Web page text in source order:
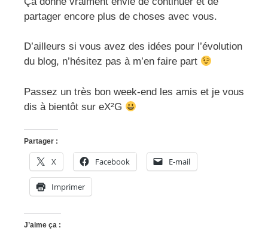
partager encore plus de choses avec vous.
D’ailleurs si vous avez des idées pour l’évolution
du blog, n’hésitez pas à m’en faire part
Passez un très bon week-end les amis et je vous
dis à bientôt sur eX²G
Partager :
X Facebook E-mail
Imprimer
J’aime ça :